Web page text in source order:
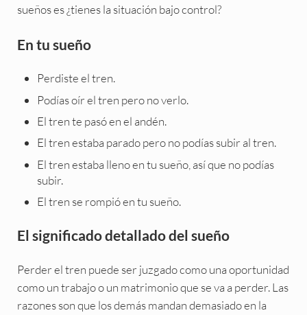
sueños es ¿tienes la situación bajo control?
En tu sueño
Perdiste el tren.
Podías oír el tren pero no verlo.
El tren te pasó en el andén.
El tren estaba parado pero no podías subir al tren.
El tren estaba lleno en tu sueño, así que no podías
subir.
El tren se rompió en tu sueño.
El significado detallado del sueño
Perder el tren puede ser juzgado como una oportunidad
como un trabajo o un matrimonio que se va a perder. Las
razones son que los demás mandan demasiado en la